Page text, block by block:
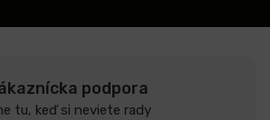
podpora
tu, keď si neviete rady